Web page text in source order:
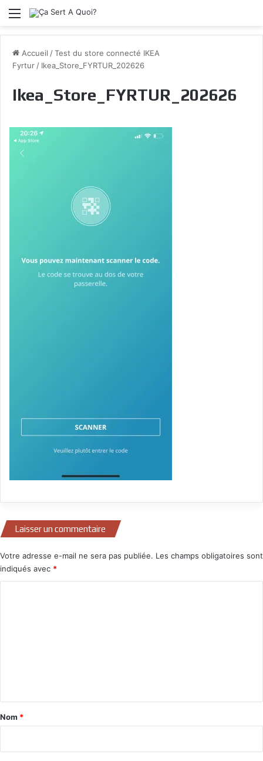
Menu
Accueil /Test du store connecté IKEA
Fyrtur / Ikea_Store_FYRTUR_202626
Ikea_Store_FYRTUR_202626
Laisser un commentaire
Votre adresse e-mail ne sera pas publiée. Les champs obligatoires sont
indiqués avec *
a
Nom *